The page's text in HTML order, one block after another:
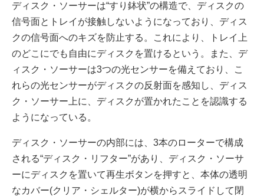
ディスク・ソーサーは“すり鉢状”の構造で、ディスクの
信号面とトレイが接触しないようになっており、ディス
クの信号面へのキズを防止する。これにより、トレイ上
のどこにでも自由にディスクを置けるという。また、デ
ィスク・ソーサーは3つの光センサーを備えており、こ
れらの光センサーがディスクの反射面を感知し、ディス
ク・ソーサー上に、ディスクが置かれたことを認識する
ようになっている。
ディスク・ソーサーの内部には、3本のローターで構成
される“ディスク・リフター”があり、ディスク・ソーサ
ーにディスクを置いて再生ボタンを押すと、本体の透明
なカバー(クリア・シェルター)が横からスライドして閉